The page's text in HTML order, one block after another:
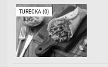
TURECKA (0)